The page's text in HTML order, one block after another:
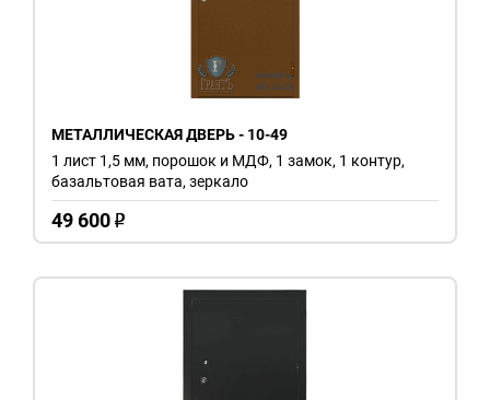
МЕТАЛЛИЧЕСКАЯ ДВЕРЬ - 10-49
49 600 o
1 лист 1,5 мм, порошок и МДФ, 1 замок, 1 контур,
базальтовая вата, зеркало